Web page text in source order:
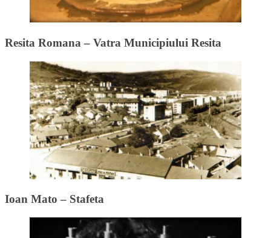
Resita Romana – Vatra Municipiului Resita
Ioan Mato – Stafeta